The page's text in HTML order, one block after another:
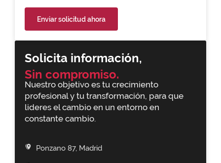
Solicita información,
Sin compromiso.
Nuestro objetivo es tu crecimiento
profesional y tu transformación, para que
lideres el cambio en un entorno en
constante cambio.
Ponzano 87, Madrid
Enviar solicitud ahora